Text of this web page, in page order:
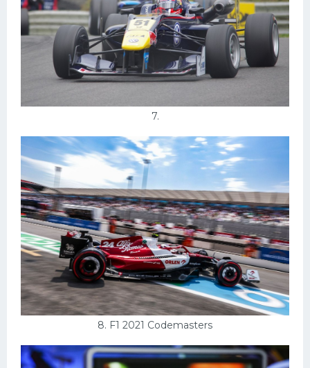
7.
8. F1 2021 Codemasters